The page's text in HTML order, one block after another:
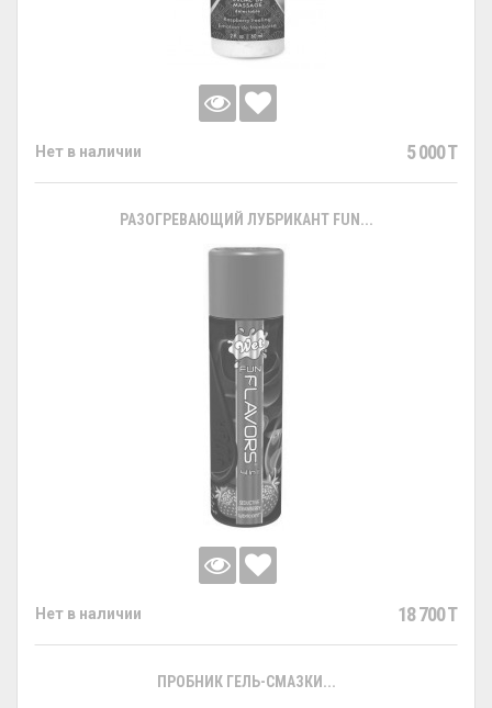
Нет в наличии 5 000 T
РАЗОГРЕВАЮЩИЙ ЛУБРИКАНТ FUN...
Нет в наличии 18 700 T
ПРОБНИК ГЕЛЬ-СМАЗКИ...